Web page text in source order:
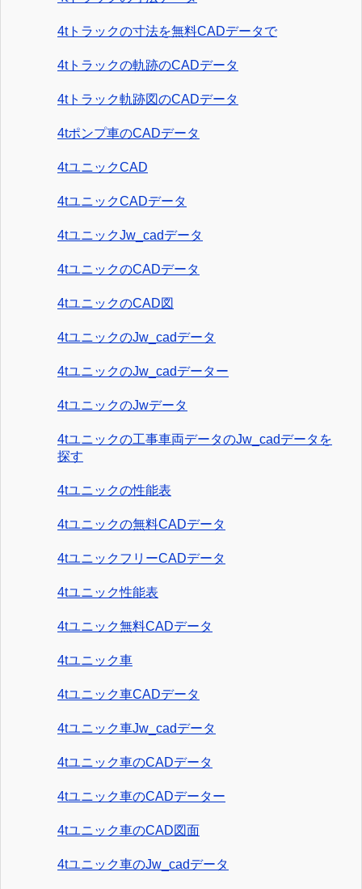
4tトラックの寸法を無料CADデータで
4tトラックの軌跡のCADデータ
4tトラック軌跡図のCADデータ
4tポンプ車のCADデータ
4tユニックCAD
4tユニックCADデータ
4tユニックJw_cadデータ
4tユニックのCADデータ
4tユニックのCAD図
4tユニックのJw_cadデータ
4tユニックのJw_cadデーター
4tユニックのJwデータ
4tユニックの工事車両データのJw_cadデータを
探す
4tユニックの性能表
4tユニックの無料CADデータ
4tユニックフリーCADデータ
4tユニック性能表
4tユニック無料CADデータ
4tユニック車
4tユニック車CADデータ
4tユニック車Jw_cadデータ
4tユニック車のCADデータ
4tユニック車のCADデーター
4tユニック車のCAD図面
4tユニック車のJw_cadデータ